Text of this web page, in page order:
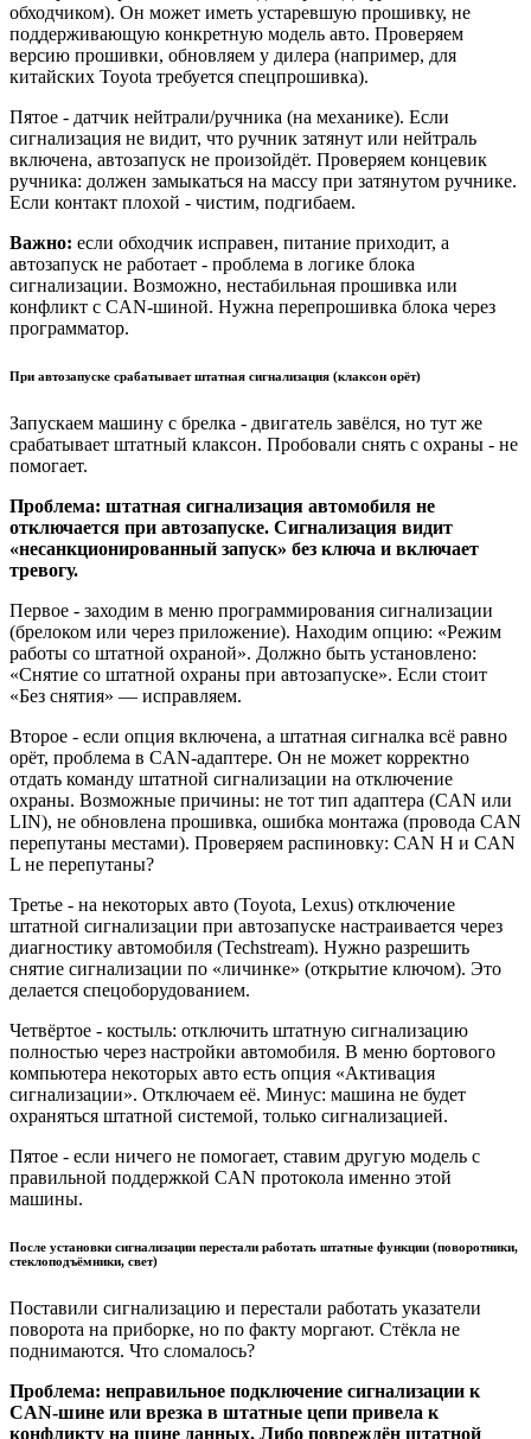
обходчиком). Он может иметь устаревшую прошивку, не
поддерживающую конкретную модель авто. Проверяем
версию прошивки, обновляем у дилера (например, для
китайских Toyota требуется спецпрошивка).
Пятое - датчик нейтрали/ручника (на механике). Если
сигнализация не видит, что ручник затянут или нейтраль
включена, автозапуск не произойдёт. Проверяем концевик
ручника: должен замыкаться на массу при затянутом ручнике.
Если контакт плохой - чистим, подгибаем.
Важно: если обходчик исправен, питание приходит, а
автозапуск не работает - проблема в логике блока
сигнализации. Возможно, нестабильная прошивка или
конфликт с CAN-шиной. Нужна перепрошивка блока через
программатор.
При автозапуске срабатывает штатная сигнализация (клаксон орёт)
Запускаем машину с брелка - двигатель завёлся, но тут же
срабатывает штатный клаксон. Пробовали снять с охраны - не
помогает.
Проблема: штатная сигнализация автомобиля не
отключается при автозапуске. Сигнализация видит
«несанкционированный запуск» без ключа и включает
тревогу.
Первое - заходим в меню программирования сигнализации
(брелоком или через приложение). Находим опцию: «Режим
работы со штатной охраной». Должно быть установлено:
«Снятие со штатной охраны при автозапуске». Если стоит
«Без снятия» — исправляем.
Второе - если опция включена, а штатная сигналка всё равно
орёт, проблема в CAN-адаптере. Он не может корректно
отдать команду штатной сигнализации на отключение
охраны. Возможные причины: не тот тип адаптера (CAN или
LIN), не обновлена прошивка, ошибка монтажа (провода CAN
перепутаны местами). Проверяем распиновку: CAN H и CAN
L не перепутаны?
Третье - на некоторых авто (Toyota, Lexus) отключение
штатной сигнализации при автозапуске настраивается через
диагностику автомобиля (Techstream). Нужно разрешить
снятие сигнализации по «личинке» (открытие ключом). Это
делается спецоборудованием.
Четвёртое - костыль: отключить штатную сигнализацию
полностью через настройки автомобиля. В меню бортового
компьютера некоторых авто есть опция «Активация
сигнализации». Отключаем её. Минус: машина не будет
охраняться штатной системой, только сигнализацией.
Пятое - если ничего не помогает, ставим другую модель с
правильной поддержкой CAN протокола именно этой
машины.
После установки сигнализации перестали работать штатные функции (поворотники,
стеклоподъёмники, свет)
Поставили сигнализацию и перестали работать указатели
поворота на приборке, но по факту моргают. Стёкла не
поднимаются. Что сломалось?
Проблема: неправильное подключение сигнализации к
CAN-шине или врезка в штатные цепи привела к
конфликту на шине данных. Либо повреждён штатной